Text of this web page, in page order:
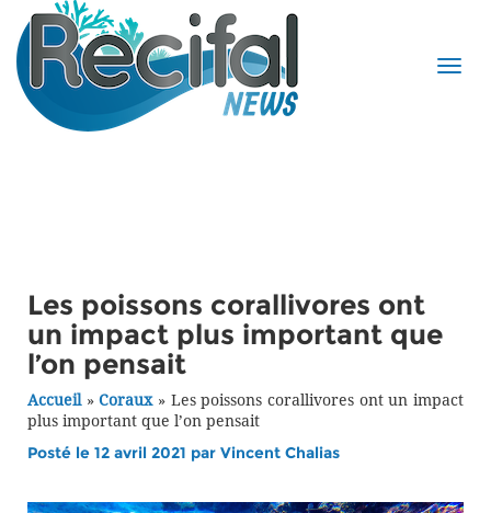
Les poissons corallivores ont
un impact plus important que
l’on pensait
Accueil»Coraux» Les poissons corallivores ont un impact
plus important que l’on pensait
Posté le 12 avril 2021 par Vincent Chalias